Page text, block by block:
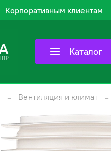
Корпоративным клиентам
Каталог
Вентиляция и климат